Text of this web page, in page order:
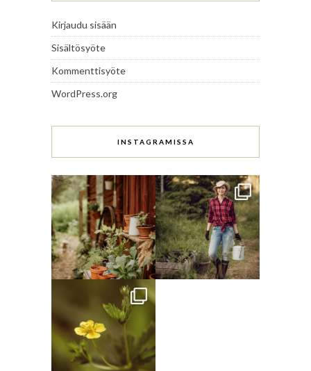
Kirjaudu sisään
Sisältösyöte
Kommenttisyöte
WordPress.org
INSTAGRAMISSA